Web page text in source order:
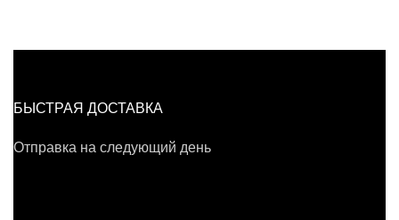
БЫСТРАЯ ДОСТАВКА
Отправка на следующий день